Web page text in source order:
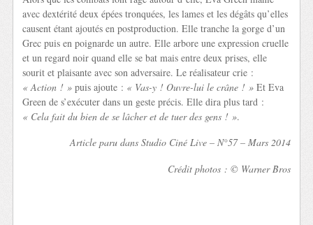
avec dextérité deux épées tronquées, les lames et les dégâts qu’elles
causent étant ajoutés en postproduction. Elle tranche la gorge d’un
Grec puis en poignarde un autre. Elle arbore une expression cruelle
et un regard noir quand elle se bat mais entre deux prises, elle
sourit et plaisante avec son adversaire. Le réalisateur crie :
« Action ! » puis ajoute : « Vas-y ! Ouvre-lui le crâne ! » Et Eva
Green de s’exécuter dans un geste précis. Elle dira plus tard :
« Cela fait du bien de se lâcher et de tuer des gens ! ».
Article paru dans Studio Ciné Live – N°57 – Mars 2014
Crédit photos : © Warner Bros